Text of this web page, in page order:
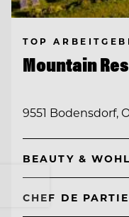
TOP
Mountain
9551 Bodensdorf,
BEAUTY &
CHEF DE PARTIE